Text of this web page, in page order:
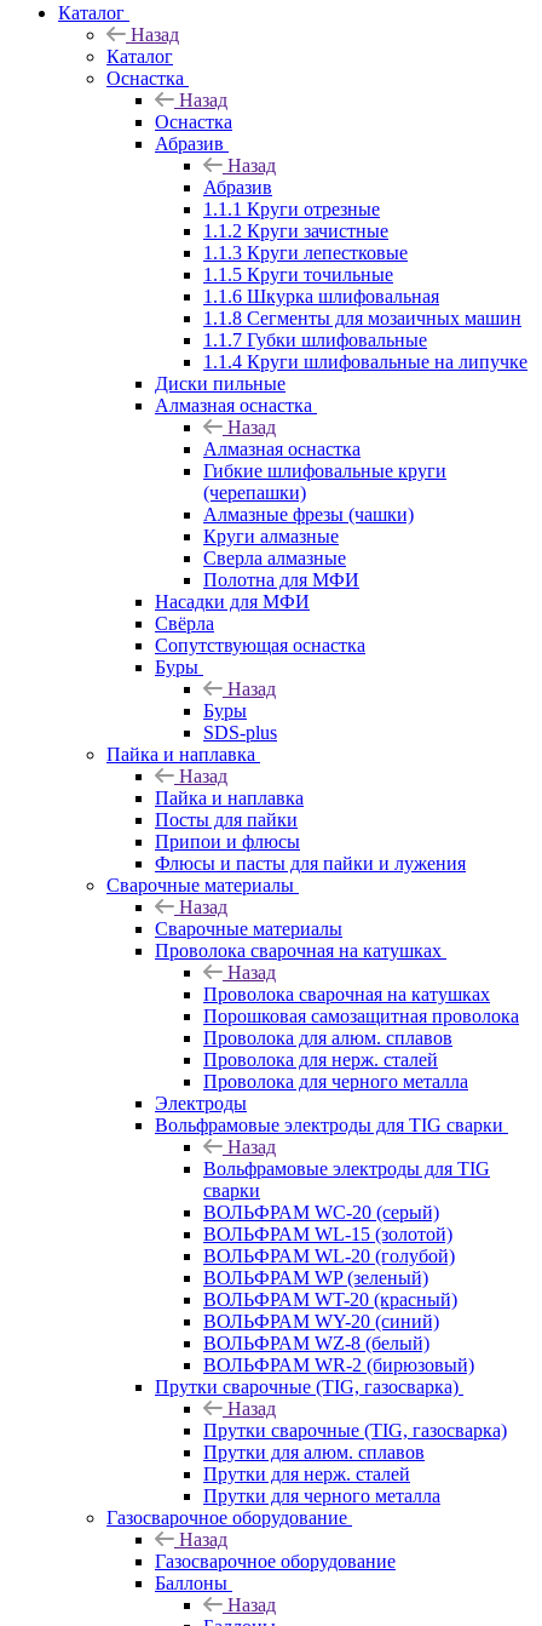
Каталог
Назад
Каталог
Оснастка
Назад
Оснастка
Абразив
Назад
Абразив
1.1.1 Круги отрезные
1.1.2 Круги зачистные
1.1.3 Круги лепестковые
1.1.5 Круги точильные
1.1.6 Шкурка шлифовальная
1.1.8 Сегменты для мозаичных машин
1.1.7 Губки шлифовальные
1.1.4 Круги шлифовальные на липучке
Диски пильные
Алмазная оснастка
Назад
Алмазная оснастка
Гибкие шлифовальные круги
(черепашки)
Алмазные фрезы (чашки)
Круги алмазные
Сверла алмазные
Полотна для МФИ
Насадки для МФИ
Свёрла
Сопутствующая оснастка
Буры
Назад
Буры
SDS-plus
Пайка и наплавка
Назад
Пайка и наплавка
Посты для пайки
Припои и флюсы
Флюсы и пасты для пайки и лужения
Сварочные материалы
Назад
Сварочные материалы
Проволока сварочная на катушках
Назад
Проволока сварочная на катушках
Порошковая самозащитная проволока
Проволока для алюм. сплавов
Проволока для нерж. сталей
Проволока для черного металла
Электроды
Вольфрамовые электроды для TIG сварки
Назад
Вольфрамовые электроды для TIG
сварки
ВОЛЬФРАМ WC-20 (серый)
ВОЛЬФРАМ WL-15 (золотой)
ВОЛЬФРАМ WL-20 (голубой)
ВОЛЬФРАМ WP (зеленый)
ВОЛЬФРАМ WT-20 (красный)
ВОЛЬФРАМ WY-20 (синий)
ВОЛЬФРАМ WZ-8 (белый)
ВОЛЬФРАМ WR-2 (бирюзовый)
Прутки сварочные (TIG, газосварка)
Назад
Прутки сварочные (TIG, газосварка)
Прутки для алюм. сплавов
Прутки для нерж. сталей
Прутки для черного металла
Газосварочное оборудование
Назад
Газосварочное оборудование
Баллоны
Назад